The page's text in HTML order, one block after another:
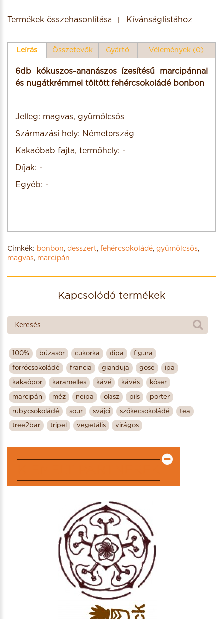
Termékek összehasonlítása Kívánságlistához
Leírás Összetevők Gyártó Vélemények (0)
6db kókuszos-ananászos ízesítésű marcipánnal
és nugátkrémmel töltött fehércsokoládé bonbon
Jelleg: magvas, gyümölcsös
Származási hely: Németország
Kakaóbab fajta, termőhely: -
Díjak: -
Egyéb: -
Címkék: bonbon, desszert, fehércsokoládé, gyümölcsös,
magvas, marcipán
Kapcsolódó termékek
100% búzasör cukorka dipa figura
forrócsokoládé francia gianduja gose ipa
kakaópor karamelles kávé kávés kóser
marcipán méz neipa olasz pils porter
rubycsokoládé sour svájci szőkecsokoládé tea
tree2bar tripel vegetális virágos